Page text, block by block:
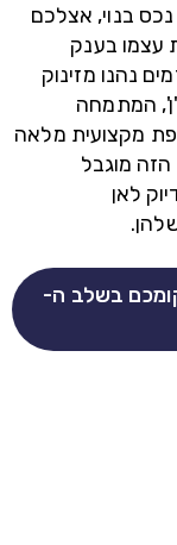
₪ לעומת נכס בנוי, אצלכם
עצמו בענק
נהנו מזינוק
המתמחה
מקצועית מלאה
– אך מספר היחידות במחיר ה-Pre-Sale הזה מוגבל
לאן
בשלב ה-